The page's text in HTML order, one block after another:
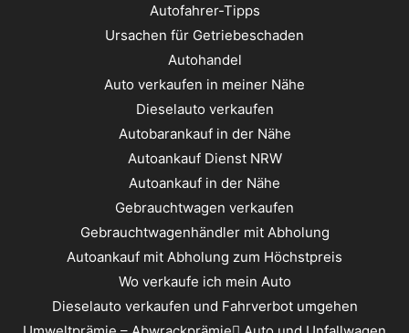
Autofahrer-Tipps
Ursachen für Getriebeschaden
Autohandel
Auto verkaufen in meiner Nähe
Dieselauto verkaufen
Autobarankauf in der Nähe
Autoankauf Dienst NRW
Autoankauf in der Nähe
Gebrauchtwagen verkaufen
Gebrauchtwagenhändler mit Abholung
Autoankauf mit Abholung zum Höchstpreis
Wo verkaufe ich mein Auto
Dieselauto verkaufen und Fahrverbot umgehen